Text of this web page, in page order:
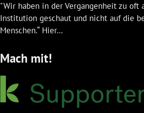
"Wir haben in der Vergangenheit zu oft
Institution geschaut und nicht auf die
Menschen.“ Hier…
Mach mit!